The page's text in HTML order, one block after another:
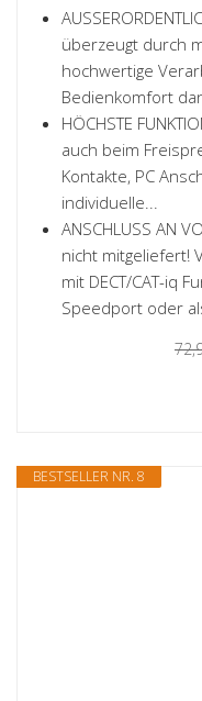
überzeugt durch
hochwertige
Bedienkomfort
HÖCHSTE
auch beim
Kontakte, PC
individuelle...
ANSCHLUSS AN
nicht mitgeliefert!
mit DECT/CAT-iq
Speedport oder
BESTSELLER NR. 8